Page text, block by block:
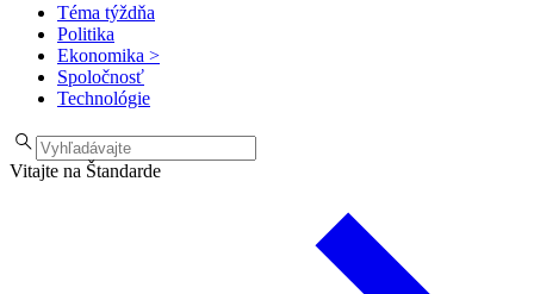
Téma týždňa
Politika
Ekonomika >
Spoločnosť
Technológie
Vitajte na Štandarde